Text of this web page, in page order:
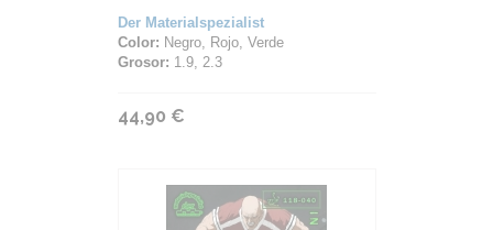
Der Materialspezialist
Color: Negro, Rojo, Verde
Grosor: 1.9, 2.3
44,90 €